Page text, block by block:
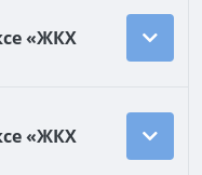
«ЖКХ
«ЖКХ